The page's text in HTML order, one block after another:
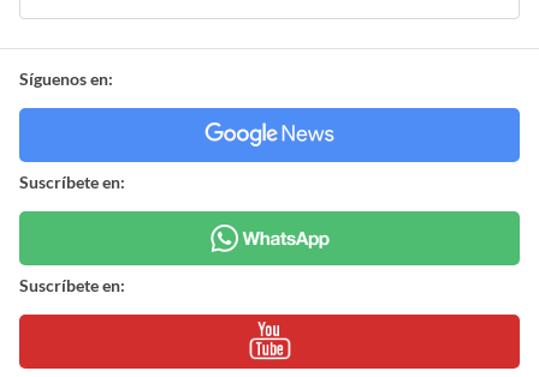
Síguenos en:
Suscríbete en:
Suscríbete en: